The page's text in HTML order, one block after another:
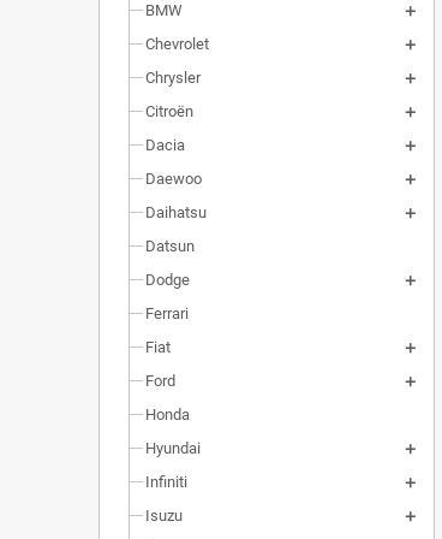
BMW
Chevrolet
Chrysler
Citroën
Dacia
Daewoo
Daihatsu
Datsun
Dodge
Ferrari
Fiat
Ford
Honda
Hyundai
Infiniti
Isuzu